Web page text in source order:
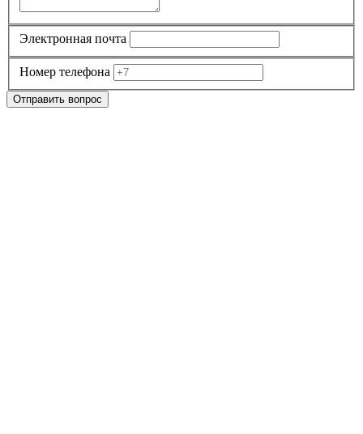
Электронная почта
Номер телефона
Отправить вопрос